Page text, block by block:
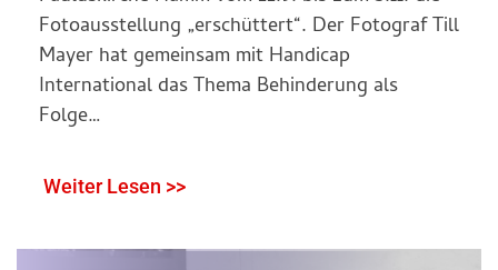
Fotoausstellung „erschüttert“. Der Fotograf Till
Mayer hat gemeinsam mit Handicap
International das Thema Behinderung als
Folge…
Weiter Lesen >>